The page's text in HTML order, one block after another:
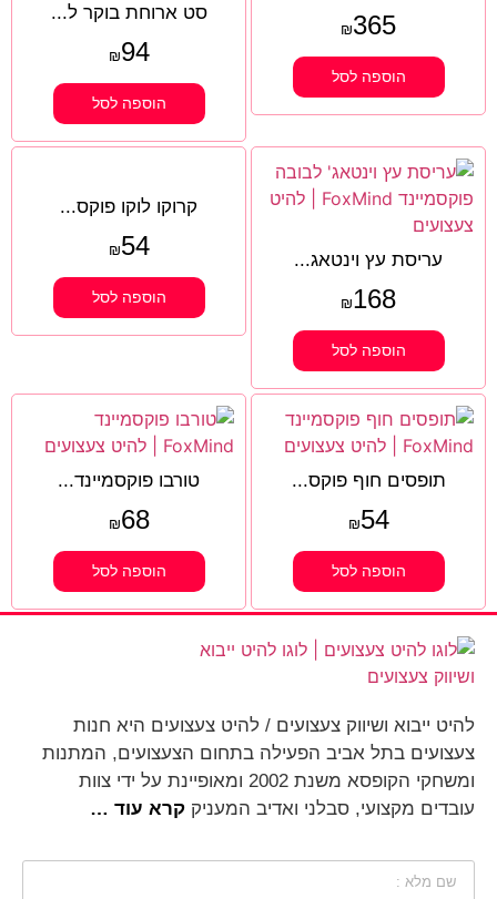
₪365
הוספה לסל
סט ארוחת בוקר ל...
₪94
הוספה לסל
עריסת עץ וינטאג...
₪168
הוספה לסל
קרוקו לוקו פוקס...
₪54
הוספה לסל
תופסים חוף פוקס...
₪54
הוספה לסל
טורבו פוקסמיינד...
₪68
הוספה לסל
להיט ייבוא ושיווק צעצועים / להיט צעצועים היא חנות
צעצועים בתל אביב הפעילה בתחום הצעצועים, המתנות
ומשחקי הקופסא משנת 2002 ומאופיינת על ידי צוות
עובדים מקצועי, סבלני ואדיב המעניק קרא עוד …